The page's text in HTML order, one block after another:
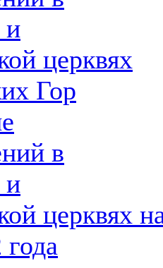
и
церквях
Гор
в
и
церквях